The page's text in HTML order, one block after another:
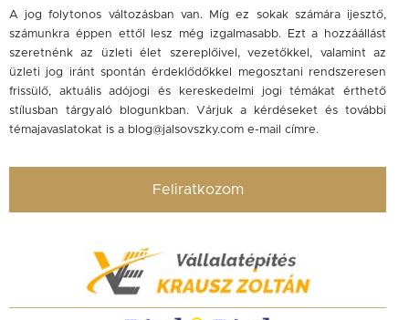
A jog folytonos változásban van. Míg ez sokak számára ijesztő,
számunkra éppen ettől lesz még izgalmasabb. Ezt a hozzáállást
szeretnénk az üzleti élet szereplőivel, vezetőkkel, valamint az
üzleti jog iránt spontán érdeklődőkkel megosztani rendszeresen
frissülő, aktuális adójogi és kereskedelmi jogi témákat érthető
stílusban tárgyaló blogunkban. Várjuk a kérdéseket és további
témajavaslatokat is a blog@jalsovszky.com e-mail címre.
Feliratkozom